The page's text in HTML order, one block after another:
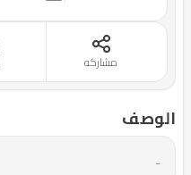
مشاركه
الوصف
-